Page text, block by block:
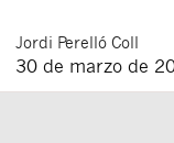
Jordi Perelló Coll
30 de marzo de